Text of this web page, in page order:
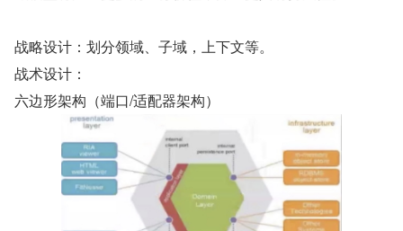
战略设计：划分领域、子域，上下文等。
战术设计：
六边形架构（端口/适配器架构）